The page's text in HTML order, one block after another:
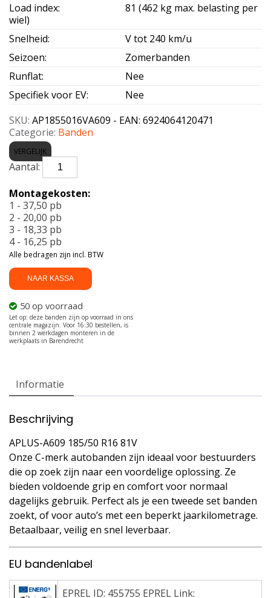
Load index:
81 (462 kg max. belasting per
wiel)
Snelheid:
V tot 240 km/u
Seizoen:
Zomerbanden
Runflat:
Nee
Specifiek voor EV:
Nee
SKU: AP1855016VA609 - EAN: 6924064120471
Categorie: Banden
VERGELIJK
APLUS-
A609
R16
81V
aantal
NAAR KASSA
50 op voorraad
Montagekosten:
1 - 37,50 pb
2 - 20,00 pb
3 - 18,33 pb
4 - 16,25 pb
Alle bedragen zijn incl. BTW
Informatie
Beschrijving
APLUS-A609 185/50 R16 81V
Onze C-merk autobanden zijn ideaal voor bestuurders
die op zoek zijn naar een voordelige oplossing. Ze
bieden voldoende grip en comfort voor normaal
dagelijks gebruik. Perfect als je een tweede set banden
zoekt, of voor auto’s met een beperkt jaarkilometrage.
Betaalbaar, veilig en snel leverbaar.
EU bandenlabel
EPREL ID: 455755 EPREL Link: